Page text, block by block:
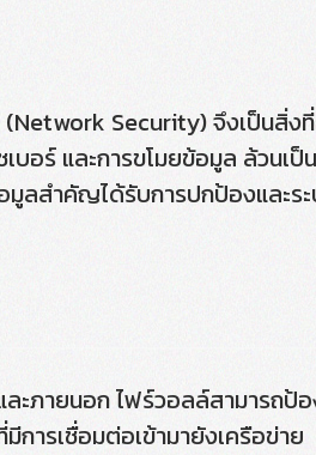
Security) จึงเป็นสิ่ง
อร์ และการขโมยข้อมูล ล้วนเป็
ลสำคัญได้รับการปกป้องและร
ะภายนอก ไฟร์วอลล์สามารถป้อ
ารเชื่อมต่อเข้ามายังเครือข่าย